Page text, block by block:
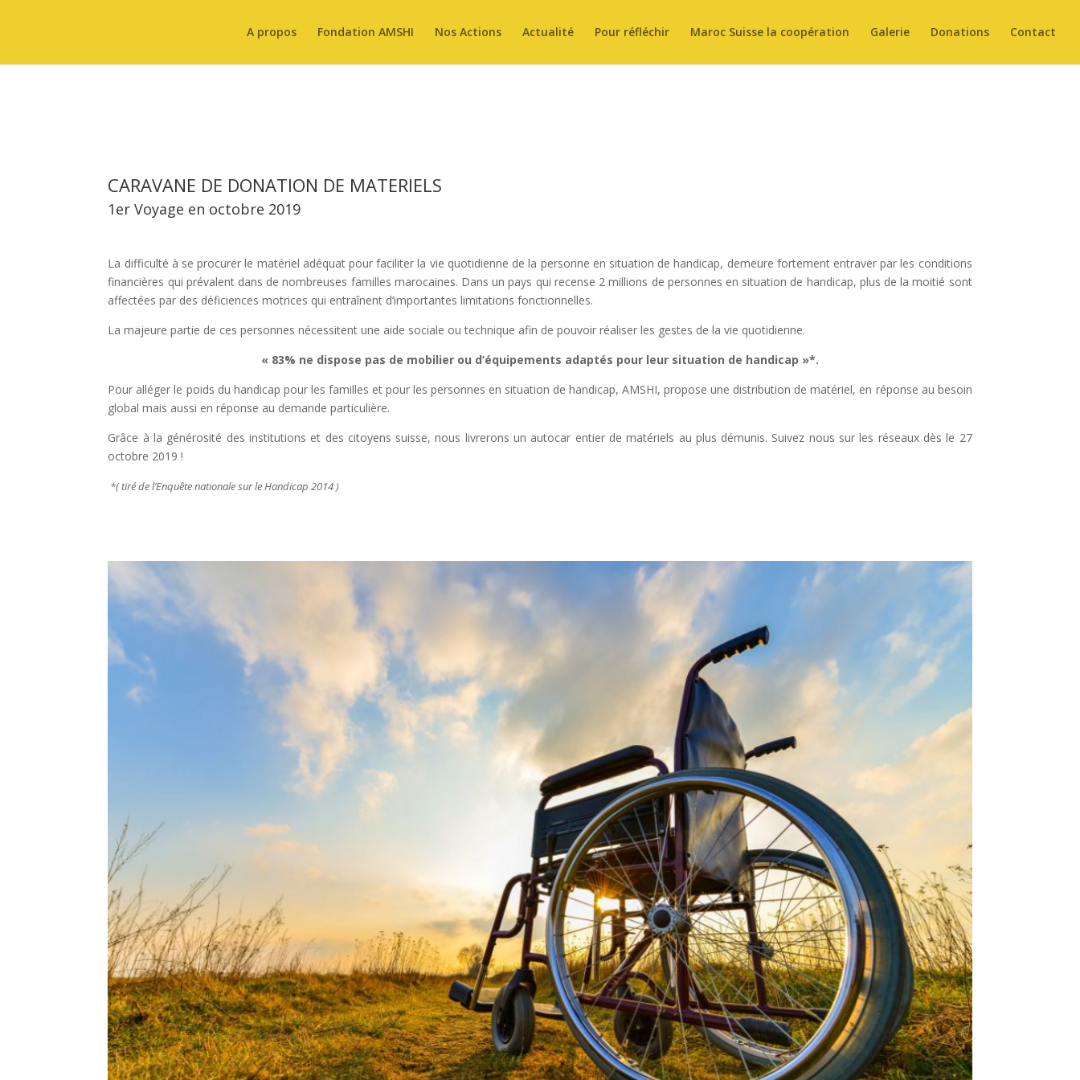
A propos Fondation AMSHI Nos Actions Actualité Pour réfléchir Maroc Suisse la coopération Galerie Donations Contact
CARAVANE DE DONATION DE MATERIELS
1er Voyage en octobre 2019
La difficulté à se procurer le matériel adéquat pour faciliter la vie quotidienne de la personne en situation de handicap, demeure fortement entraver par les conditions
financières qui prévalent dans de nombreuses familles marocaines. Dans un pays qui recense 2 millions de personnes en situation de handicap, plus de la moitié sont
affectées par des déficiences motrices qui entraînent d’importantes limitations fonctionnelles.
La majeure partie de ces personnes nécessitent une aide sociale ou technique afin de pouvoir réaliser les gestes de la vie quotidienne.
« 83% ne dispose pas de mobilier ou d’équipements adaptés pour leur situation de handicap »*.
Pour alléger le poids du handicap pour les familles et pour les personnes en situation de handicap, AMSHI, propose une distribution de matériel, en réponse au besoin
global mais aussi en réponse au demande particulière.
Grâce à la générosité des institutions et des citoyens suisse, nous livrerons un autocar entier de matériels au plus démunis. Suivez nous sur les réseaux dès le 27
octobre 2019 !
*( tiré de l’Enquête nationale sur le Handicap 2014 )